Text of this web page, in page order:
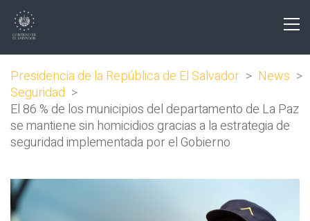
Presidencia de la República de El Salvador > News >
Seguridad >
El 86 % de los municipios del departamento de La Paz
se mantiene sin homicidios gracias a la estrategia de
seguridad implementada por el Gobierno